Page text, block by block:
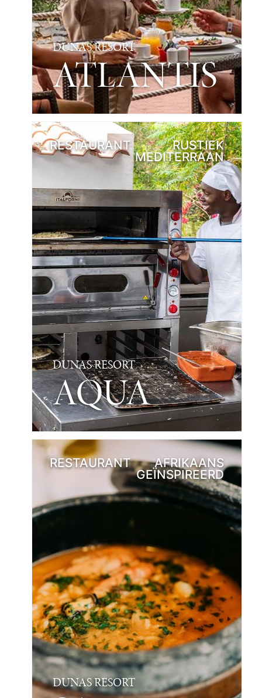
DUNAS RESORT
ATLANTIS
RESTAURANT
RUSTIEK
MEDITERRAAN
DUNAS RESORT
AQUA
RESTAURANT
AFRIKAANS
GEÏNSPIREERD
DUNAS RESORT